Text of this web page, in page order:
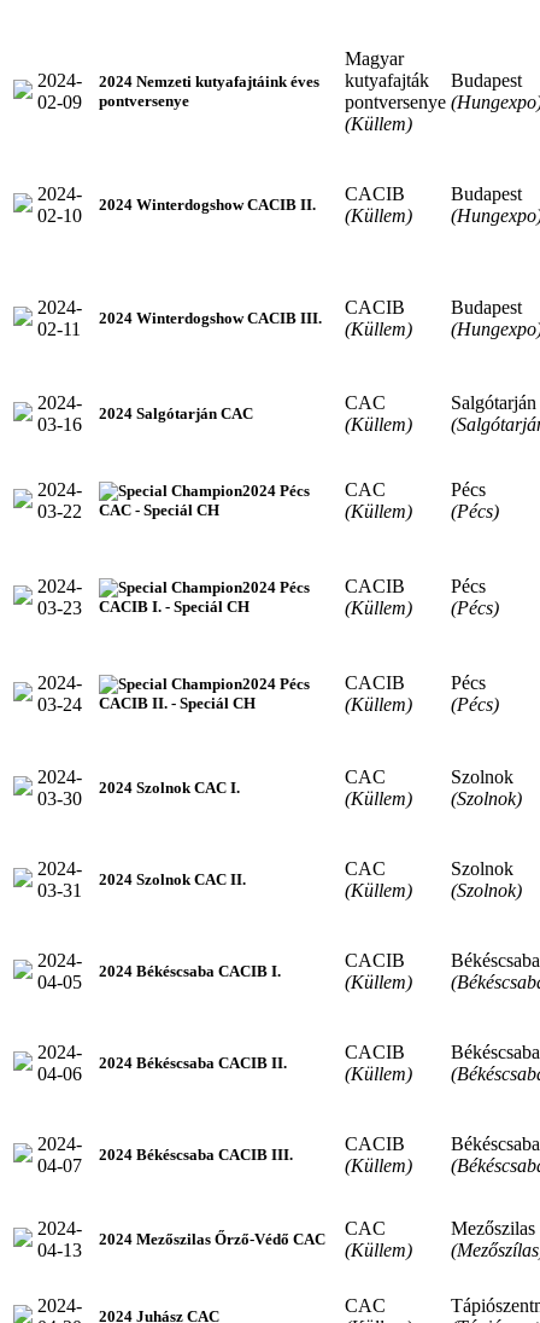
2024-
02-09
2024 Nemzeti kutyafajtáink éves
pontversenye
Magyar
kutyafajták
pontversenye
(Küllem)
Budapest
2024-
02-10
2024 Winterdogshow CACIB II.
CACIB
(Küllem)
Budapest
2024-
02-11
2024 Winterdogshow CACIB III.
CACIB
(Küllem)
Budapest
2024-
03-16
2024 Salgótarján CAC
CAC
(Küllem)
Salgótarján
2024-
03-22
2024 Pécs
CAC - Speciál CH
CAC
(Küllem)
Pécs
(Pécs)
2024-
03-23
2024 Pécs
CACIB I. - Speciál CH
CACIB
(Küllem)
Pécs
(Pécs)
2024-
03-24
2024 Pécs
CACIB II. - Speciál CH
CACIB
(Küllem)
Pécs
(Pécs)
2024-
03-30
2024 Szolnok CAC I.
CAC
(Küllem)
Szolnok
(Szolnok)
2024-
03-31
2024 Szolnok CAC II.
CAC
(Küllem)
Szolnok
(Szolnok)
2024-
04-05
2024 Békéscsaba CACIB I.
CACIB
(Küllem)
Békéscsaba
2024-
04-06
2024 Békéscsaba CACIB II.
CACIB
(Küllem)
Békéscsaba
2024-
04-07
2024 Békéscsaba CACIB III.
CACIB
(Küllem)
Békéscsaba
2024-
04-13
2024 Mezőszilas Őrző-Védő CAC
CAC
(Küllem)
Mezőszilas
2024-
2024 Juhász CAC
CAC